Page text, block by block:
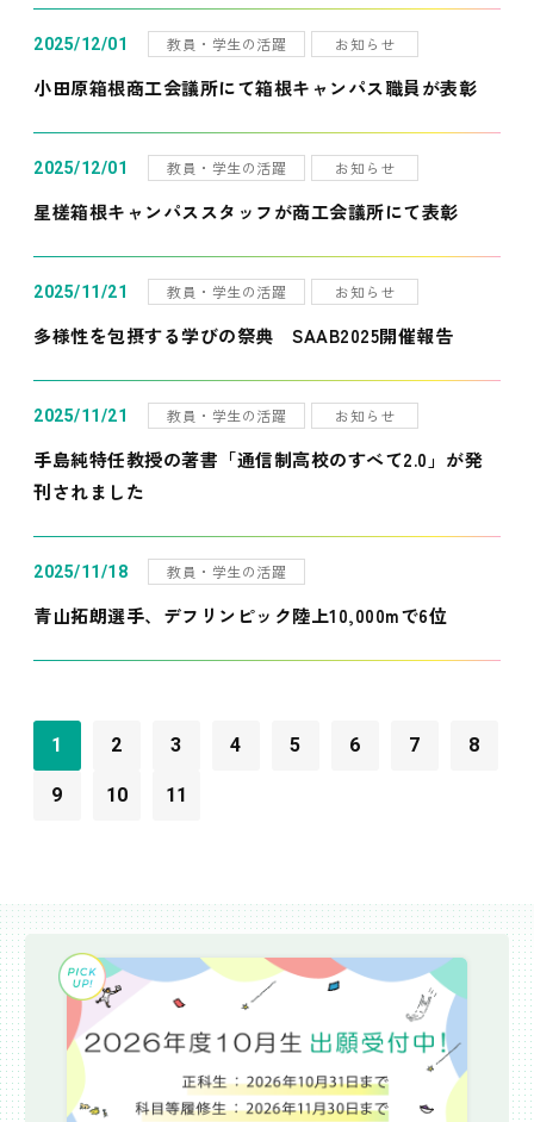
2025/12/01 教員・学生の活躍 お知らせ
小田原箱根商工会議所にて箱根キャンパス職員が表彰
2025/12/01 教員・学生の活躍 お知らせ
星槎箱根キャンパススタッフが商工会議所にて表彰
2025/11/21 教員・学生の活躍 お知らせ
多様性を包摂する学びの祭典 SAAB2025開催報告
2025/11/21 教員・学生の活躍 お知らせ
手島純特任教授の著書「通信制高校のすべて2.0」が発
刊されました
2025/11/18 教員・学生の活躍
青山拓朗選手、デフリンピック陸上10,000mで6位
1 2 3 4 5 6 7 8
9 10 11